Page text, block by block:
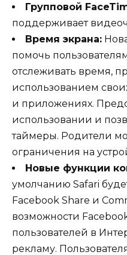
Групповой
поддерживает
Время экрана:
помочь
отслеживать время,
использованием
и приложениях.
использовании и
таймеры. Родители
ограничения на
Новые функции
умолчанию Safari
Facebook Share и
возможности
пользователей в
рекламу.